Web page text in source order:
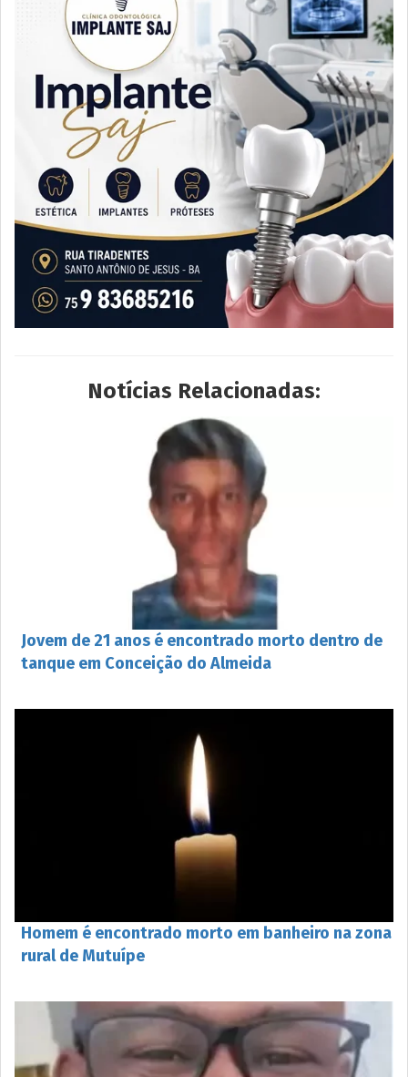
Notícias Relacionadas:
Jovem de 21 anos é encontrado morto dentro de
tanque em Conceição do Almeida
Homem é encontrado morto em banheiro na zona
rural de Mutuípe